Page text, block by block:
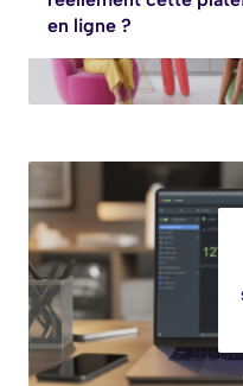
en ligne ?